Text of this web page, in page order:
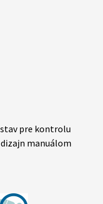
pre kontrolu
manuálom